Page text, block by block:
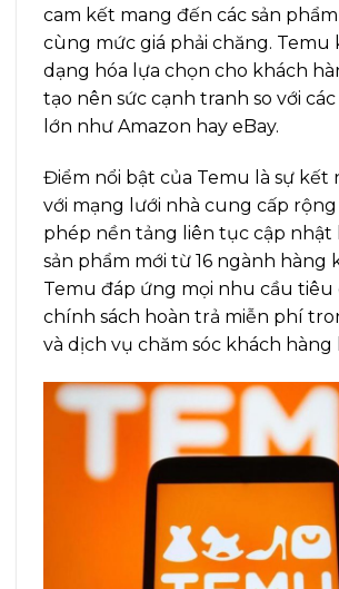
cam kết mang đến các sản
cùng mức giá phải chăng. Temu
dạng hóa lựa chọn cho khách
tạo nên sức cạnh tranh so với
lớn như Amazon hay eBay.
Điểm nổi bật của Temu là sự kết
với mạng lưới nhà cung cấp rộng
phép nền tảng liên tục cập nhật
sản phẩm mới từ 16 ngành hàng
Temu đáp ứng mọi nhu cầu tiêu
chính sách hoàn trả miễn phí
và dịch vụ chăm sóc khách hàng